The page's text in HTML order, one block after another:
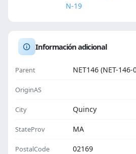
N-19
Información adicional
Parent NET146 (NET-146-
OriginAS
City Quincy
StateProv MA
PostalCode 02169